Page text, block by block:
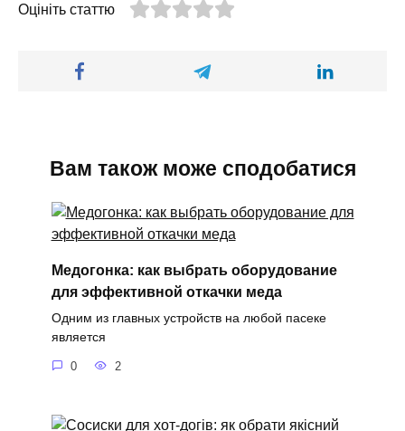
Оцініть статтю
Вам також може сподобатися
Медогонка: как выбрать оборудование
для эффективной откачки меда
Одним из главных устройств на любой пасеке
является
0 2